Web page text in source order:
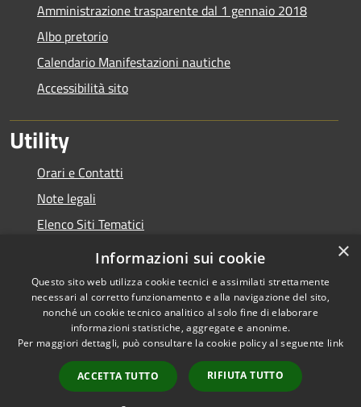
Amministrazione trasparente dal 1 gennaio 2018
Albo pretorio
Calendario Manifestazioni nautiche
Accessibilità sito
Utility
Orari e Contatti
Note legali
Elenco Siti Tematici
Accessibilità
Copyright © 2026 • Autorità di
Bacino del Lario e dei Laghi
Minori • Powered by
Municipium•Accesso
×
Informazioni sui cookie
Questo sito web utilizza cookie tecnici e assimilati strettamente
necessari al corretto funzionamento e alla navigazione del sito,
nonché un cookie tecnico analitico al solo fine di elaborare
informazioni statistiche, aggregate e anonime.
Per maggiori dettagli, può consultare la cookie policy al seguente link
ACCETTA TUTTO RIFIUTA TUTTO